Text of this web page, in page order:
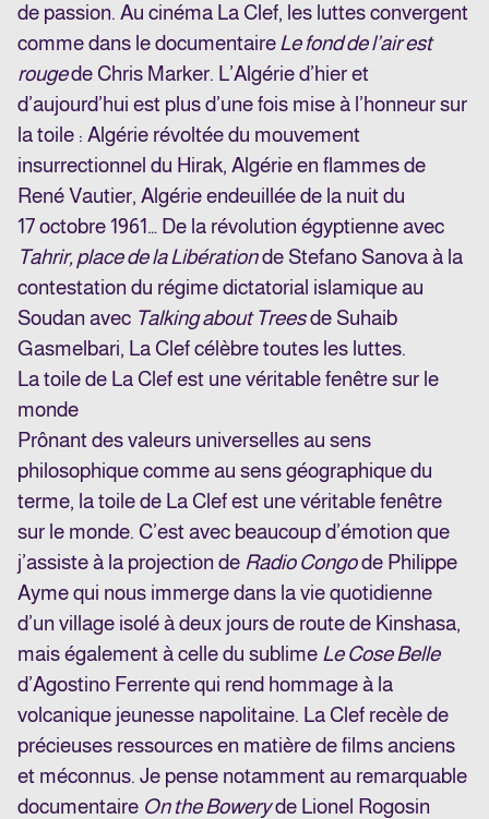
de passion. Au cinéma La Clef, les luttes convergent
comme dans le documentaireLe fond de l’air est
rougede Chris Marker. L’Algérie d’hier et
d’aujourd’hui est plus d’une fois mise à l’honneur sur
la toile : Algérie révoltée du mouvement
insurrectionnel du Hirak, Algérie en flammes de
René Vautier, Algérie endeuillée de la nuit du
17 octobre 1961… De la révolution égyptienne avec
Tahrir, place de la Libérationde Stefano Sanova à la
contestation du régime dictatorial islamique au
Soudan avec Talking about Treesde Suhaib
Gasmelbari, La Clef célèbre toutes les luttes.
La toile de La Clef est une véritable fenêtre sur le
monde
Prônant des valeurs universelles au sens
philosophique comme au sens géographique du
terme, la toile de La Clef est une véritable fenêtre
sur le monde. C’est avec beaucoup d’émotion que
j’assiste à la projection de Radio Congode Philippe
Ayme qui nous immerge dans la vie quotidienne
d’un village isolé à deux jours de route de Kinshasa,
mais également à celle du sublime Le Cose Belle
d’Agostino Ferrente qui rend hommage à la
volcanique jeunesse napolitaine. La Clef recèle de
précieuses ressources en matière de films anciens
et méconnus. Je pense notamment au remarquable
documentaire On the Boweryde Lionel Rogosin